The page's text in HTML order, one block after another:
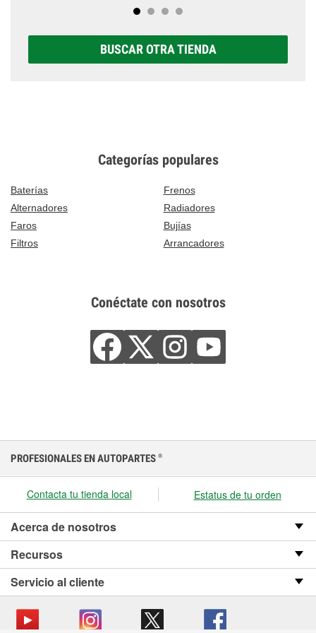
BUSCAR OTRA TIENDA
Categorías populares
Baterías
Frenos
Alternadores
Radiadores
Faros
Bujías
Filtros
Arrancadores
Conéctate con nosotros
PROFESIONALES EN AUTOPARTES ®
Contacta tu tienda local Estatus de tu orden
Acerca de nosotros
Recursos
Servicio al cliente